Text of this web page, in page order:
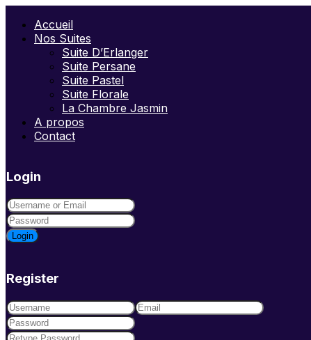
Accueil
Nos Suites
Suite D’Erlanger
Suite Persane
Suite Pastel
Suite Florale
La Chambre Jasmin
A propos
Contact
Login
Login
Register